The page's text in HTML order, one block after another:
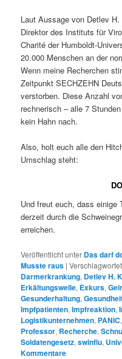
Laut Aussage von Detlev
Direktor des Instituts für
Charité der Humboldt-
20.000 Menschen an der
Wenn meine Recherchen
Zeitpunkt SECHZEHN
verstorben. Diese Anzahl
rechnerisch – alle 7
kein Hahn nach.
Also, holt euch alle den
Umschlag steht:
Und freut euch, dass einige
derzeit durch die
erreichen.
Veröffentlicht unter Das darf
Musste raus |
Darmerkrankung, Detlev H.
Erkältungswelle, Exkurs,
Gesunderhaltung,
Impfpatienten,Impfreaktion,
Logistikunternehmen, PANIC,
Professor, Recherche,
Soldatengesetz,swinflu,
Kommentare